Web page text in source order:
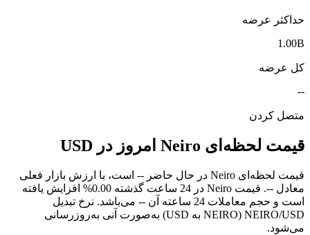
حداکثر عرضه
1.00B
کل عرضه
--
متصل کردن
قیمت لحظه‌ای Neiro امروز در USD
قیمت لحظه‌ای Neiro در حال حاضر -- است، با ارزش بازار فعلی
معادل --. قیمت Neiro در 24 ساعت گذشته 0.00% افزایش یافته
است و حجم معاملات 24 ساعته آن -- می‌باشد. نرخ تبدیل
NEIRO/USD (NEIRO به USD) به‌صورت آنی به‌روزرسانی
می‌شود.